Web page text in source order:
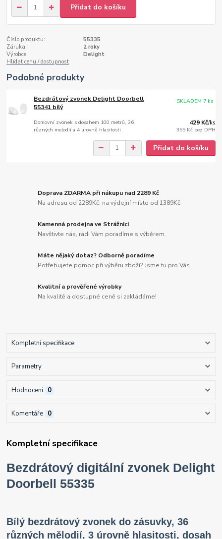
Přidat do košíku
Číslo produktu:
55335
Záruka:
2 roky
Výrobce:
Delight
Hlídat cenu / dostupnost
Podobné produkty
Bezdrátový zvonek Delight Doorbell
55341 bílý
Domovní zvonek s dosahem 100 metrů, 36
různých melodií a 4 úrovně hlasitosti
429 Kč/ks
355 Kč bez DPH
SKLADEM 7 ks
Přidat do košíku
Doprava ZDARMA při nákupu nad 2289 Kč
Na adresu od 2289Kč, na výdejní místo od 1389Kč
Kamenná prodejna ve Strážnici
Navštivte nás, rádi Vám poradíme s výběrem.
Máte nějaký dotaz? Odborně poradíme
Potřebujete pomoc při výběru zboží? Jsme tu pro Vás.
Kvalitní a prověřené výrobky
Na kvalitě a dostupné ceně si zakládáme!
Kompletní specifikace
Parametry
Hodnocení 0
Komentáře 0
Kompletní specifikace
Bezdrátový digitální zvonek Delight
Doorbell 55335
Bílý bezdrátový zvonek do zásuvky, 36
různých mělodií, 3 úrovně hlasitosti, dosah